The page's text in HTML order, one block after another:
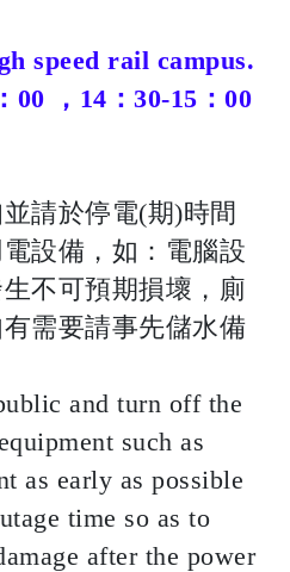
speed rail campus.
00 ，14：30-15：00
請於停電(期)時間
設備，如：電腦設
不可預期損壞，廁
需要請事先儲水備
and turn off the
such as
as early as possible
time so as to
after the power